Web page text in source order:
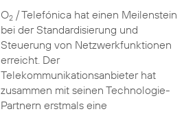
O2/ Telefónica hat einen Meilenstein
bei der Standardisierung und
Steuerung von Netzwerkfunktionen
erreicht. Der
Telekommunikationsanbieter hat
zusammen mit seinen Technologie-
Partnern erstmals eine